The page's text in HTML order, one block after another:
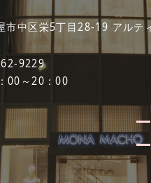
市中区栄5丁目28-19 アルテ
9229
00～20：00